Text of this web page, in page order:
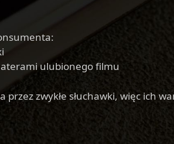
ulubionego filmu
zwykłe słuchawki, więc ich